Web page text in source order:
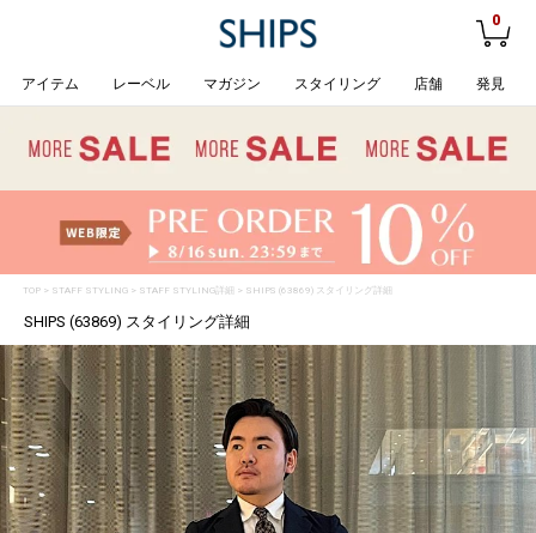
0
アイテム レーベル マガジン スタイリング 店舗 発見
TOP> STAFF STYLING> STAFF STYLING詳細 > SHIPS (63869) スタイリング詳細
SHIPS (63869) スタイリング詳細